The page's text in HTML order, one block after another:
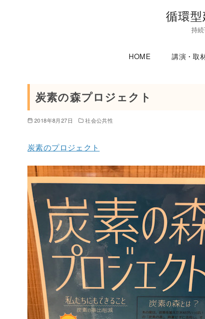
循環
持
HOME 講演・取
炭素の森プロジェクト
2018年8月27日 社会公共性
炭素のプロジェクト